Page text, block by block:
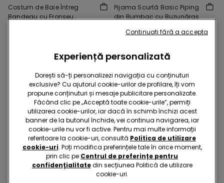
Costum de Baie Întreg
Bandeau cu Fronseu
Pijama Scurtă Basic Piping
din Bumbac cu Buzunăraș
89,90 RON
44,90 RON -50%
-50%
Experiență personalizată
Dorești să-ți personalizezi navigația cu conținuturi
exclusive? Cu ajutorul cookie-urilor de profilare, îți vom
propune conținuturi și mesaje publicitare personalizate.
Făcând clic pe „Acceptă toate cookie-urile”, permiți
utilizarea cookie-urilor, iar dacă în schimb închizi acest
banner de la butonul închide, vei continua navigarea, iar
cookie-urile nu vor fi active. Pentru mai multe informații
referitoare la cookie-uri, consultă Politica de utilizare
cookie-uri. Poți modifica preferințele tale în orice moment,
prin clic pe Centrul de preferințe pentru
confidențialitatedin secțiunea Politică de utilizare
cookie-uri.
Continuați fără a accepta